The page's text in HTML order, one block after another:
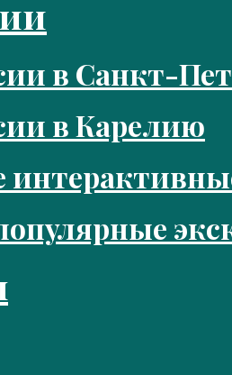
в Санкт-
в Карелию